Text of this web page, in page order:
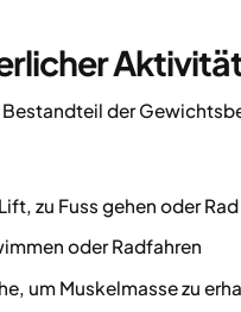
der
zu Fuss gehen oder
oder Radfahren
um Muskelmasse zu